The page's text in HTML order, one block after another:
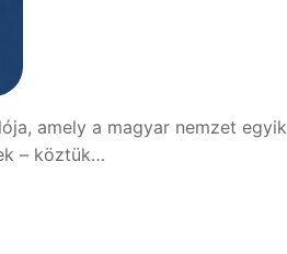
amely a magyar nemzet egyik
– köztük…